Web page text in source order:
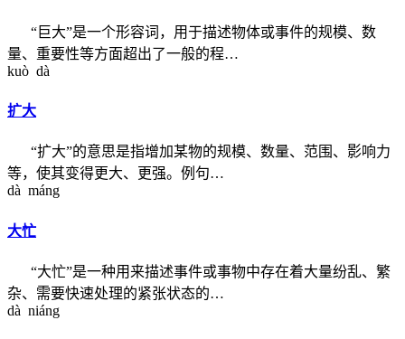
“巨大”是一个形容词，用于描述物体或事件的规模、数
量、重要性等方面超出了一般的程…
kuò dà
扩大
“扩大”的意思是指增加某物的规模、数量、范围、影响力
等，使其变得更大、更强。例句…
dà máng
大忙
“大忙”是一种用来描述事件或事物中存在着大量纷乱、繁
杂、需要快速处理的紧张状态的…
dà niáng